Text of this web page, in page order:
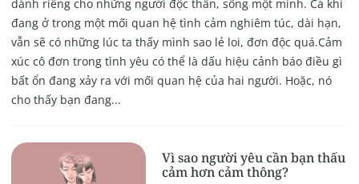
dành riêng cho những người độc thân, sống một mình. Cả khi
đang ở trong một mối quan hệ tình cảm nghiêm túc, dài hạn,
vẫn sẽ có những lúc ta thấy mình sao lẻ loi, đơn độc quá.Cảm
xúc cô đơn trong tình yêu có thể là dấu hiệu cảnh báo điều gì
bất ổn đang xảy ra với mối quan hệ của hai người. Hoặc, nó
cho thấy bạn đang...
Vì sao người yêu cần bạn thấu
cảm hơn cảm thông?